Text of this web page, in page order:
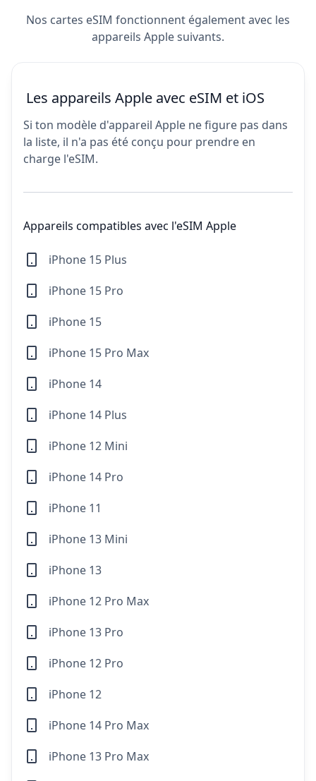
Nos cartes eSIM fonctionnent également avec les
appareils Apple suivants.
Les appareils Apple avec eSIM et iOS
Si ton modèle d'appareil Apple ne figure pas dans
la liste, il n'a pas été conçu pour prendre en
charge l'eSIM.
Appareils compatibles avec l'eSIM Apple
iPhone 15 Plus
iPhone 15 Pro
iPhone 15
iPhone 15 Pro Max
iPhone 14
iPhone 14 Plus
iPhone 12 Mini
iPhone 14 Pro
iPhone 11
iPhone 13 Mini
iPhone 13
iPhone 12 Pro Max
iPhone 13 Pro
iPhone 12 Pro
iPhone 12
iPhone 14 Pro Max
iPhone 13 Pro Max